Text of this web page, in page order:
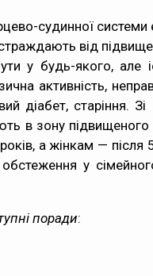
судинної системи
від
у будь-якого,
активність,
діабет, старіння.
в зону
а жінкам —
у
поради: